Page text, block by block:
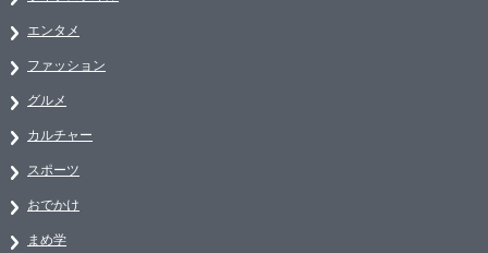
エンタメ
ファッション
グルメ
カルチャー
スポーツ
おでかけ
まめ学